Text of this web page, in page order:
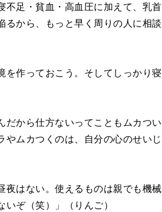
足・貧血・高血圧に加えて、乳首
から、もっと早く周りの人に相談
を作っておこう。そしてしっかり寝
だから仕方ないってこともムカつい
ムカつくのは、自分の心のせいじ
夜はない。使えるものは親でも機械
ぞ（笑）」（りんご）